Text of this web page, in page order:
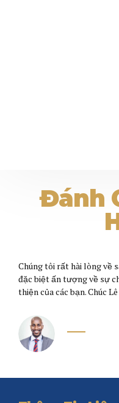
Đánh
Chúng tôi rất hài lòng về
đặc biệt ấn tượng về sự
thiện của các bạn. Chúc Lê